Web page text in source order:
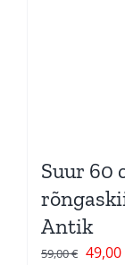
Suur 60
Antik
59,00€ Algne
49,00